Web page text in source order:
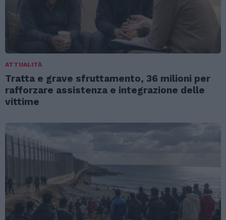
ATTUALITÀ
Tratta e grave sfruttamento, 36 milioni per
rafforzare assistenza e integrazione delle
vittime